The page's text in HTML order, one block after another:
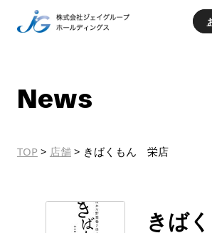
News
TOP > 店舗 > きばくもん 栄店
きば